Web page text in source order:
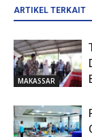
ARTIKEL TERKAIT
MAKASSAR